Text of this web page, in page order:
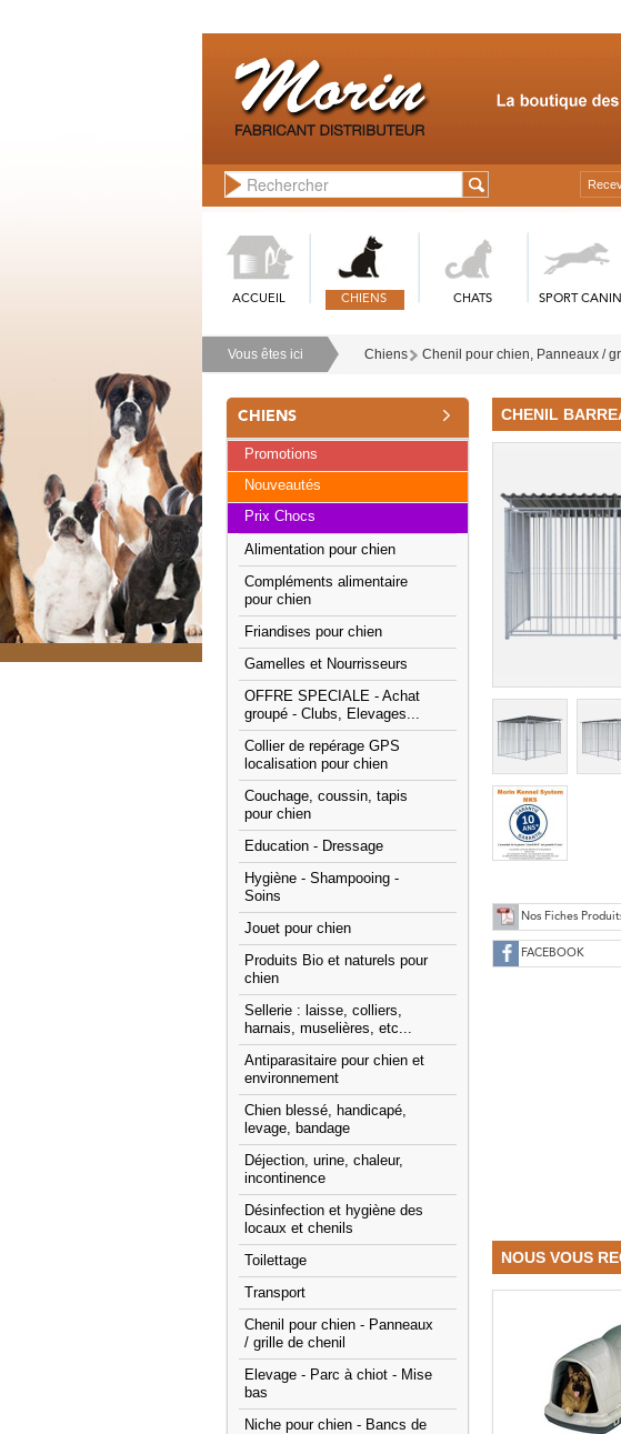
ACCUEIL CHIENS CHATS SPORT CANIN
Vous êtes ici Chiens Chenil pour chien, Panneaux /
CHIENS
Promotions
Nouveautés
Prix Chocs
Alimentation pour chien
Compléments alimentaire
pour chien
Friandises pour chien
Gamelles et Nourrisseurs
OFFRE SPECIALE - Achat
groupé - Clubs, Elevages...
Collier de repérage GPS
localisation pour chien
Couchage, coussin, tapis
pour chien
Education - Dressage
Hygiène - Shampooing -
Soins
Jouet pour chien
Produits Bio et naturels pour
chien
Sellerie : laisse, colliers,
harnais, muselières, etc...
Antiparasitaire pour chien et
environnement
Chien blessé, handicapé,
levage, bandage
Déjection, urine, chaleur,
incontinence
Désinfection et hygiène des
locaux et chenils
Toilettage
Transport
Chenil pour chien - Panneaux
/ grille de chenil
Elevage - Parc à chiot - Mise
bas
Niche pour chien - Bancs de
CHENIL
Nos Fiches
FACEBOOK
NOUS VOUS